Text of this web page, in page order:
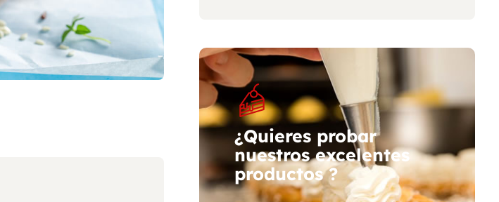
¿Quieres probar
nuestros excelentes
productos ?